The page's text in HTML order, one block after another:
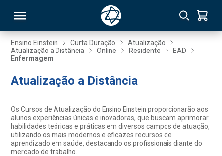
Ensino Einstein Curta Duração
Atualização
Atualização a Distância
Online Residente
EAD
Enfermagem
Atualização a Distância
Os Cursos de Atualização do Ensino Einstein proporcionarão aos
alunos experiências únicas e inovadoras, que buscam aprimorar
habilidades teóricas e práticas em diversos campos de atuação,
utilizando os mais modernos e eficazes recursos de
aprendizado em saúde, destacando os profissionais diante do
mercado de trabalho.